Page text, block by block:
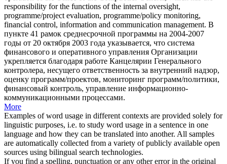
responsibility for the functions of the internal oversight,
programme/project evaluation, programme/policy monitoring,
financial control, information and communication management. В
пункте 41 рамок среднесрочной программы на 2004-2007
годы от 20 октября 2003 года указывается, что система
финансового и оперативного управления Организации
укрепляется благодаря работе Канцелярии Генерального
контролера, несущего ответственность за внутренний надзор,
оценку программ/проектов, мониторинг программ/политики,
финансовый контроль, управление информационно-
коммуникационными процессами.
More
Examples of word usage in different contexts are provided solely for
linguistic purposes, i.e. to study word usage in a sentence in one
language and how they can be translated into another. All samples
are automatically collected from a variety of publicly available open
sources using bilingual search technologies.
If you find a spelling, punctuation or any other error in the original